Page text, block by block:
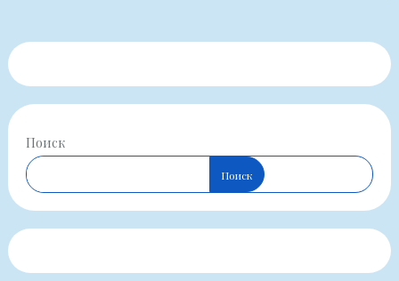
Поиск
Поиск